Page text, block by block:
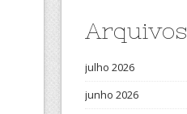
Arquivos
julho 2026
junho 2026